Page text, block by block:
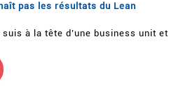
pas les résultats du Lean
suis à la tête d’une business unit et